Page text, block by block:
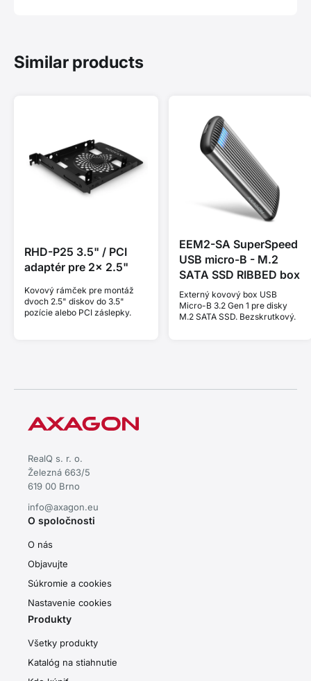
Similar products
RHD-P25 3.5" / PCI
adaptér pre 2x 2.5"
Kovový rámček pre montáž
dvoch 2.5" diskov do 3.5"
pozície alebo PCI záslepky.
EEM2-SA SuperSpeed
USB micro-B - M.2
SATA SSD RIBBED box
Externý kovový box USB
Micro-B 3.2 Gen 1 pre disky
M.2 SATA SSD. Bezskrutkový.
RealQ s. r. o.
Železná 663/5
619 00 Brno
info@axagon.eu
O spoločnosti
O nás
Objavujte
Súkromie a cookies
Nastavenie cookies
Produkty
Všetky produkty
Katalóg na stiahnutie